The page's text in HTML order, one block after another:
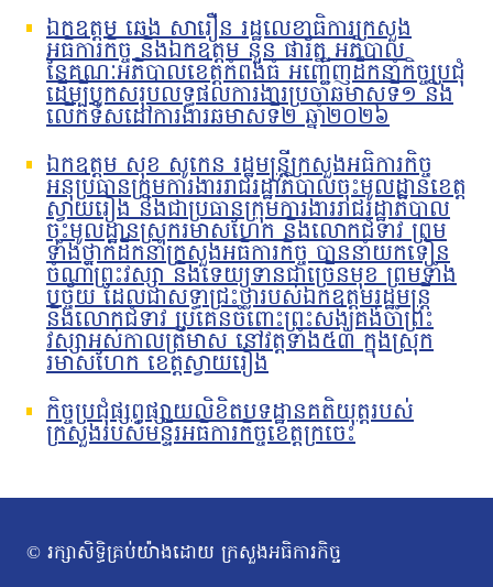
ឯកឧត្តម ឆេង សារឿន រដ្ឋលេខាធិការក្រសួង
អធិការកិច្ច និងឯកឧត្តម នួន ផារ័ត្ន អភិបាល
នៃគណៈអភិបាលខេត្តកំពង់ធំ អញ្ជើញដឹកនាំកិច្ចប្រជុំ
ដើម្បីបូកសរុបលទ្ធផលការងារប្រចាំឆមាសទី១ និង
លើកទិសដៅការងារឆមាសទី២ ឆ្នាំ២០២៦
ឯកឧត្តម សុខ សូកេន រដ្ឋមន្រ្តីក្រសួងអធិការកិច្ច
អនុប្រធានក្រុមការងាររាជរដ្ឋាភិបាលចុះមូលដ្ឋានខេត្ត
ស្វាយរៀង និងជាប្រធានក្រុមការងាររាជរដ្ឋាភិបាល
ចុះមូលដ្ឋានស្រុករមាសហែក និងលោកជំទាវ ព្រម
ទាំងថ្នាក់ដឹកនាំក្រសួងអធិការកិច្ច បាននាំយកទៀន
ចំណាំព្រះវស្សា និងទេយ្យទានជាច្រើនមុខ ព្រមទាំង
បច្ច័យ ដែលជាសទ្ធាជ្រះថ្លារបស់ឯកឧត្តមរដ្ឋមន្រ្តី
និងលោកជំទាវ ប្រគេនចំពោះព្រះសង្ឃគង់ចាំព្រះ
វស្សាអស់កាលត្រីមាស នៅវត្តទាំង៥៣ ក្នុងស្រុក
រមាសហែក ខេត្តស្វាយរៀង
កិច្ចប្រជុំផ្សព្វផ្សាយលិខិតបទដ្ឋានគតិយុត្តរបស់
ក្រសួងរបស់មន្ទីរអធិការកិច្ចខេត្តក្រចេះ
© រក្សាសិទ្ធិគ្រប់យ៉ាងដោយ ក្រសួងអធិការកិច្ច